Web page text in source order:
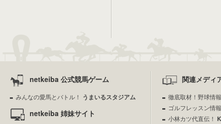
netkeiba 公式競馬ゲーム
みんなの愛馬とバトル！ うまいるスタジアム
netkeiba 姉妹サイト
関連メディ
徹底取材！野球情
ゴルフレッスン情
小林カツ代直伝！